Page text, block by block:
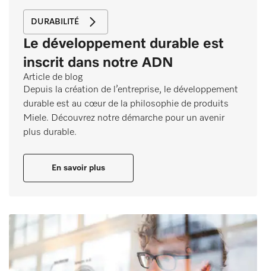
DURABILITÉ
Le développement durable est
inscrit dans notre ADN
Article de blog
Depuis la création de l’entreprise, le développement
durable est au cœur de la philosophie de produits
Miele. Découvrez notre démarche pour un avenir
plus durable.
En savoir plus